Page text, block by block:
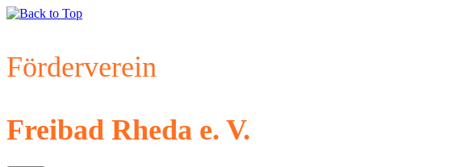
Förderverein
Freibad Rheda e. V.